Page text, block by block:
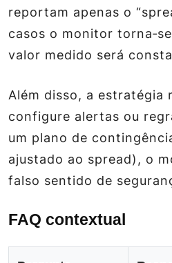
reportam apenas o
casos o monitor
valor medido será
Além disso, a estratégia
configure alertas ou
um plano de
ajustado ao spread), o
falso sentido de
FAQ contextual